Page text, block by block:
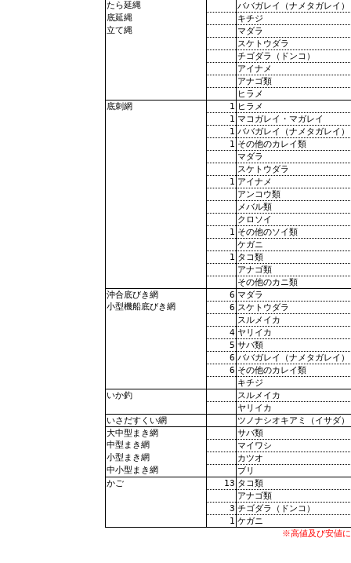
たら延縄 ババガレイ（ナメタガレイ）
底延縄 キチジ
立て縄
マダラ
スケトウダラ
チゴダラ（ドンコ）
アイナメ
アナゴ類
ヒラメ
底刺網 1 ヒラメ
1 マコガレイ・マガレイ
1 ババガレイ（ナメタガレイ）
1 その他のカレイ類
マダラ
スケトウダラ
1 アイナメ
アンコウ類
メバル類
クロソイ
1 その他のソイ類
ケガニ
1 タコ類
アナゴ類
その他のカニ類
沖合底びき網 6 マダラ
小型機船底びき網 6 スケトウダラ
スルメイカ
4 ヤリイカ
5 サバ類
6 ババガレイ（ナメタガレイ）
6 その他のカレイ類
キチジ
いか釣
スルメイカ
ヤリイカ
いさだすくい網 ツノナシオキアミ（イサダ）
大中型まき網 サバ類
中型まき網 マイワシ
小型まき網 カツオ
中小型まき網 ブリ
かご 13 タコ類
アナゴ類
3 チゴダラ（ドンコ）
1 ケガニ
※高値及び安値